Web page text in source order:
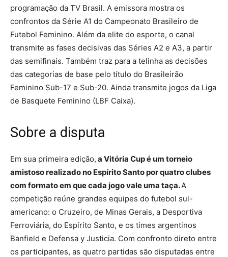
programação da TV Brasil. A emissora mostra os
confrontos da Série A1 do Campeonato Brasileiro de
Futebol Feminino. Além da elite do esporte, o canal
transmite as fases decisivas das Séries A2 e A3, a partir
das semifinais. Também traz para a telinha as decisões
das categorias de base pelo título do Brasileirão
Feminino Sub-17 e Sub-20. Ainda transmite jogos da Liga
de Basquete Feminino (LBF Caixa).
Sobre a disputa
Em sua primeira edição, a Vitória Cup é um torneio
amistoso realizado no Espírito Santo por quatro clubes
com formato em que cada jogo vale uma taça.A
competição reúne grandes equipes do futebol sul-
americano: o Cruzeiro, de Minas Gerais, a Desportiva
Ferroviária, do Espírito Santo, e os times argentinos
Banfield e Defensa y Justicia. Com confronto direto entre
os participantes, as quatro partidas são disputadas entre